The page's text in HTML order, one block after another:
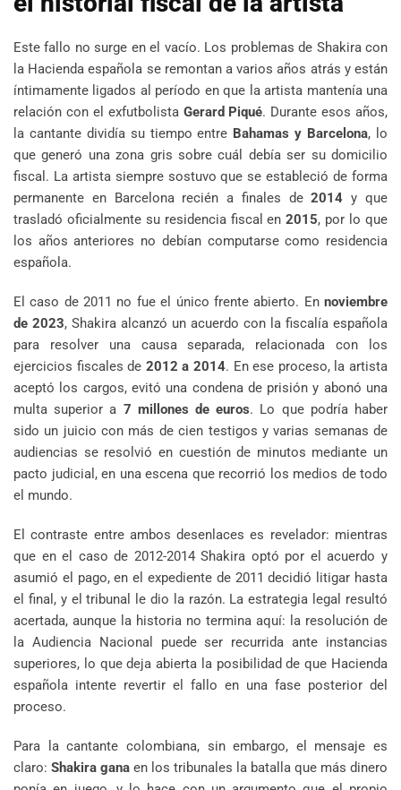
Este fallo no surge en el vacío. Los problemas de Shakira con
la Hacienda española se remontan a varios años atrás y están
íntimamente ligados al período en que la artista mantenía una
relación con el exfutbolista Gerard Piqué. Durante esos años,
la cantante dividía su tiempo entre Bahamas y Barcelona, lo
que generó una zona gris sobre cuál debía ser su domicilio
fiscal. La artista siempre sostuvo que se estableció de forma
permanente en Barcelona recién a finales de2014 y que
trasladó oficialmente su residencia fiscal en2015, por lo que
los años anteriores no debían computarse como residencia
española.
El caso de 2011 no fue el único frente abierto. En noviembre
de 2023, Shakira alcanzó un acuerdo con la fiscalía española
para resolver una causa separada, relacionada con los
ejercicios fiscales de 2012 a 2014. En ese proceso, la artista
aceptó los cargos, evitó una condena de prisión y abonó una
multa superior a 7 millones de euros. Lo que podría haber
sido un juicio con más de cien testigos y varias semanas de
audiencias se resolvió en cuestión de minutos mediante un
pacto judicial, en una escena que recorrió los medios de todo
el mundo.
El contraste entre ambos desenlaces es revelador: mientras
que en el caso de 2012-2014 Shakira optó por el acuerdo y
asumió el pago, en el expediente de 2011 decidió litigar hasta
el final, y el tribunal le dio la razón. La estrategia legal resultó
acertada, aunque la historia no termina aquí: la resolución de
la Audiencia Nacional puede ser recurrida ante instancias
superiores, lo que deja abierta la posibilidad de que Hacienda
española intente revertir el fallo en una fase posterior del
proceso.
Para la cantante colombiana, sin embargo, el mensaje es
claro: Shakira gana en los tribunales la batalla que más dinero